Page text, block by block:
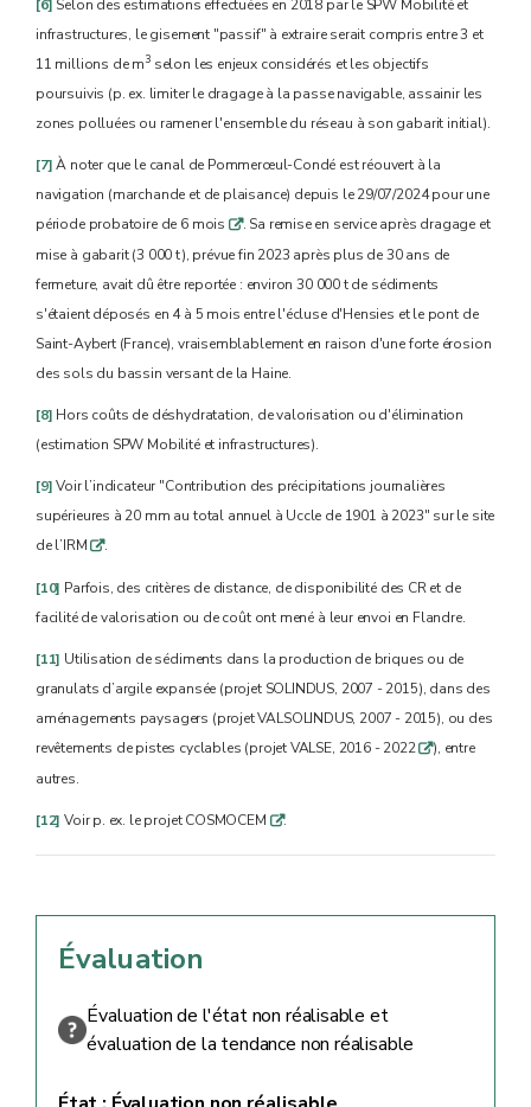
[6] Selon des estimations effectuées en 2018 par le SPW Mobilité et
infrastructures, le gisement "passif" à extraire serait compris entre 3 et
11 millions de m3selon les enjeux considérés et les objectifs
poursuivis (p. ex. limiter le dragage à la passe navigable, assainir les
zones polluées ou ramener l'ensemble du réseau à son gabarit initial).
[7]À noter que le canal de Pommerœul-Condé est réouvert à la
navigation (marchande et de plaisance) depuis le 29/07/2024 pour une
période probatoire de 6 mois q. Sa remise en service après dragage et
mise à gabarit (3 000 t), prévue fin 2023 après plus de 30 ans de
fermeture, avait dû être reportée : environ 30 000 t de sédiments
s'étaient déposés en 4 à 5 mois entre l'écluse d'Hensies et le pont de
Saint-Aybert (France), vraisemblablement en raison d'une forte érosion
des sols du bassin versant de la Haine.
[8] Hors coûts de déshydratation, de valorisation ou d'élimination
(estimation SPW Mobilité et infrastructures).
[9]Voir l’indicateur "Contribution des précipitations journalières
supérieures à 20 mm au total annuel à Uccle de 1901 à 2023" sur le site
de l’IRMq.
[10] Parfois, des critères de distance, de disponibilité des CR et de
facilité de valorisation ou de coût ont mené à leur envoi en Flandre.
[11] Utilisation de sédiments dans la production de briques ou de
granulats d’argile expansée (projet SOLINDUS, 2007 - 2015), dans des
aménagements paysagers (projet VALSOLINDUS, 2007 - 2015), ou des
revêtements de pistes cyclables (projet VALSE, 2016 - 2022q), entre
autres.
[12] Voir p. ex. le projet COSMOCEM q.
Évaluation
Évaluation de l'état non réalisable et
évaluation de la tendance non réalisable